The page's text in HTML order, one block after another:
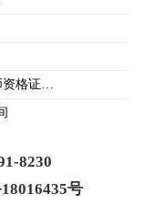
格证…
8230
号